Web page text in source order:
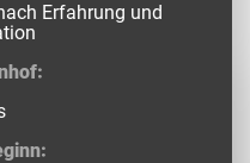
Erfahrung und